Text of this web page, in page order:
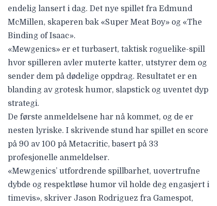
endelig lansert i dag. Det nye spillet fra Edmund
McMillen, skaperen bak «Super Meat Boy» og «The
Binding of Isaac».
«Mewgenics» er et turbasert, taktisk roguelike-spill
hvor spilleren avler muterte katter, utstyrer dem og
sender dem på dødelige oppdrag. Resultatet er en
blanding av grotesk humor, slapstick og uventet dyp
strategi.
De første anmeldelsene har nå kommet, og de er
nesten lyriske. I skrivende stund har spillet en score
på 90 av 100 på Metacritic, basert på 33
profesjonelle anmeldelser.
«Mewgenics’ utfordrende spillbarhet, uovertrufne
dybde og respektløse humor vil holde deg engasjert i
timevis», skriver Jason Rodriguez fra Gamespot,